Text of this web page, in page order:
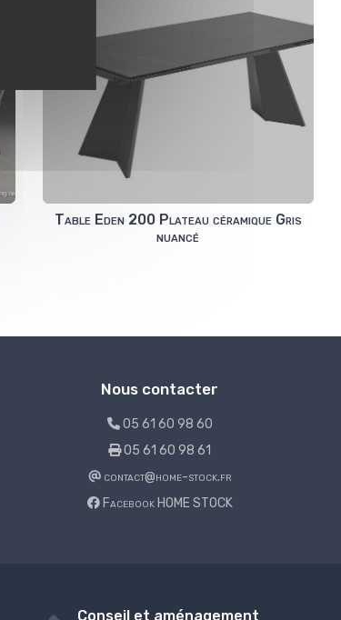
Table Eden 200 Plateau céramique Gris
nuancé
Nous contacter
05 61 60 98 60
05 61 60 98 61
contact@home-stock.fr
Facebook HOME STOCK
Conseil et aménagement